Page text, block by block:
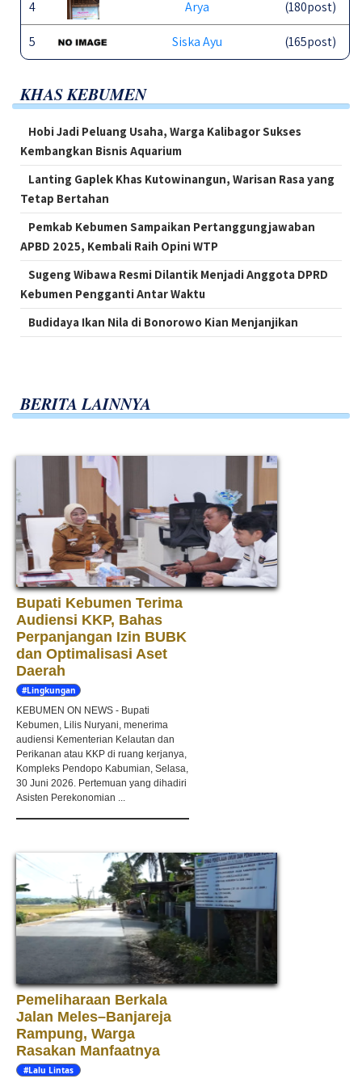
4 Arya (180post)
5 Siska Ayu (165post)
KHAS KEBUMEN
Hobi Jadi Peluang Usaha, Warga Kalibagor Sukses
Kembangkan Bisnis Aquarium
Lanting Gaplek Khas Kutowinangun, Warisan Rasa yang
Tetap Bertahan
Pemkab Kebumen Sampaikan Pertanggungjawaban
APBD 2025, Kembali Raih Opini WTP
Sugeng Wibawa Resmi Dilantik Menjadi Anggota DPRD
Kebumen Pengganti Antar Waktu
Budidaya Ikan Nila di Bonorowo Kian Menjanjikan
BERITA LAINNYA
Bupati Kebumen Terima
Audiensi KKP, Bahas
Perpanjangan Izin BUBK
dan Optimalisasi Aset
Daerah
#Lingkungan
KEBUMEN ON NEWS - Bupati
Kebumen, Lilis Nuryani, menerima
audiensi Kementerian Kelautan dan
Perikanan atau KKP di ruang kerjanya,
Kompleks Pendopo Kabumian, Selasa,
30 Juni 2026. Pertemuan yang dihadiri
Asisten Perekonomian ...
Pemeliharaan Berkala
Jalan Meles–Banjareja
Rampung, Warga
Rasakan Manfaatnya
#Lalu Lintas